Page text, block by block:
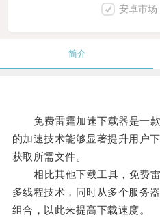
安卓市场
简介
免费雷霆加速下载器是一款
的加速技术能够显著提升用户
获取所需文件。
相比其他下载工具，免费雷
多线程技术，同时从多个服务
组合，以此来提高下载速度。